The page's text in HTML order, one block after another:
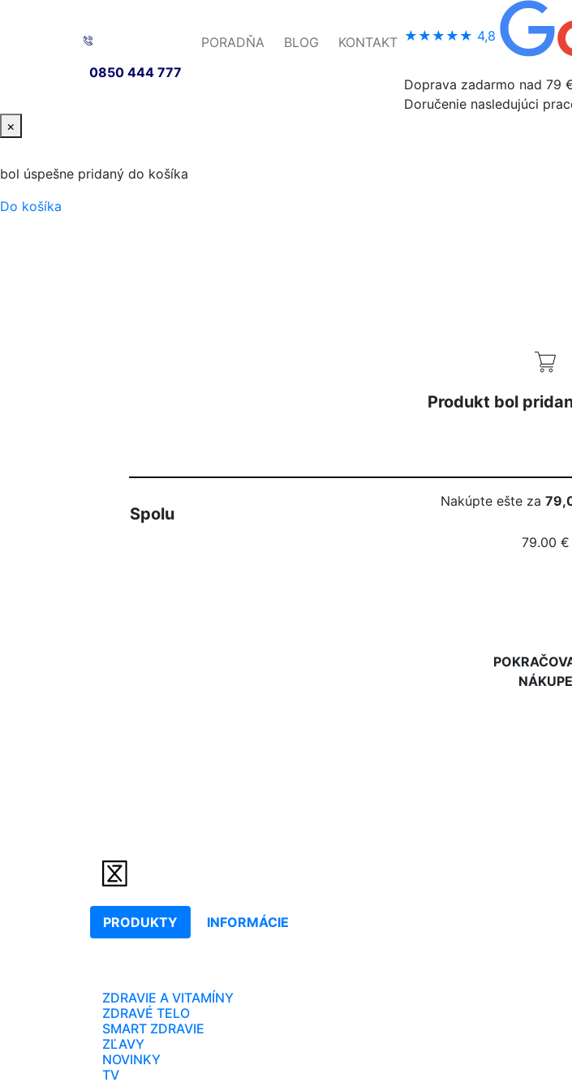
0850 444 777
PORADŇA BLOG KONTAKT ★★★★★ 4,8
Doprava zadarmo nad 79
Doručenie nasledujúci
×
bol úspešne pridaný do košíka
Do košíka
Produkt bol
Spolu
Nakúpte ešte za
79.00 €
NÁKUPE
PRODUKTY INFORMÁCIE
ZDRAVIE A VITAMÍNY
ZDRAVÉ TELO
SMART ZDRAVIE
ZĽAVY
NOVINKY
TV